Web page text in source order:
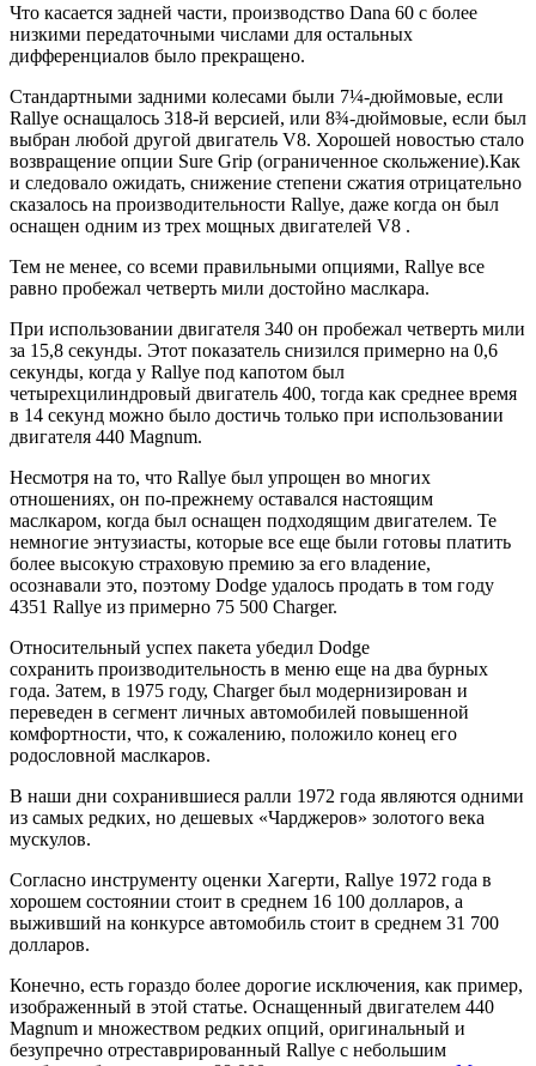
Что касается задней части, производство Dana 60 с более
низкими передаточными числами для остальных
дифференциалов было прекращено.
Стандартными задними колесами были 7¼-дюймовые, если
Rallye оснащалось 318-й версией, или 8¾-дюймовые, если был
выбран любой другой двигатель V8. Хорошей новостью стало
возвращение опции Sure Grip (ограниченное скольжение).Как
и следовало ожидать, снижение степени сжатия отрицательно
сказалось на производительности Rallye, даже когда он был
оснащен одним из трех мощных двигателей V8 .
Тем не менее, со всеми правильными опциями, Rallye все
равно пробежал четверть мили достойно маслкара.
При использовании двигателя 340 он пробежал четверть мили
за 15,8 секунды. Этот показатель снизился примерно на 0,6
секунды, когда у Rallye под капотом был
четырехцилиндровый двигатель 400, тогда как среднее время
в 14 секунд можно было достичь только при использовании
двигателя 440 Magnum.
Несмотря на то, что Rallye был упрощен во многих
отношениях, он по-прежнему оставался настоящим
маслкаром, когда был оснащен подходящим двигателем. Те
немногие энтузиасты, которые все еще были готовы платить
более высокую страховую премию за его владение,
осознавали это, поэтому Dodge удалось продать в том году
4351 Rallye из примерно 75 500 Charger.
Относительный успех пакета убедил Dodge
сохранить производительность в меню еще на два бурных
года. Затем, в 1975 году, Charger был модернизирован и
переведен в сегмент личных автомобилей повышенной
комфортности, что, к сожалению, положило конец его
родословной маслкаров.
В наши дни сохранившиеся ралли 1972 года являются одними
из самых редких, но дешевых «Чарджеров» золотого века
мускулов.
Согласно инструменту оценки Хагерти, Rallye 1972 года в
хорошем состоянии стоит в среднем 16 100 долларов, а
выживший на конкурсе автомобиль стоит в среднем 31 700
долларов.
Конечно, есть гораздо более дорогие исключения, как пример,
изображенный в этой статье. Оснащенный двигателем 440
Magnum и множеством редких опций, оригинальный и
безупречно отреставрированный Rallye с небольшим